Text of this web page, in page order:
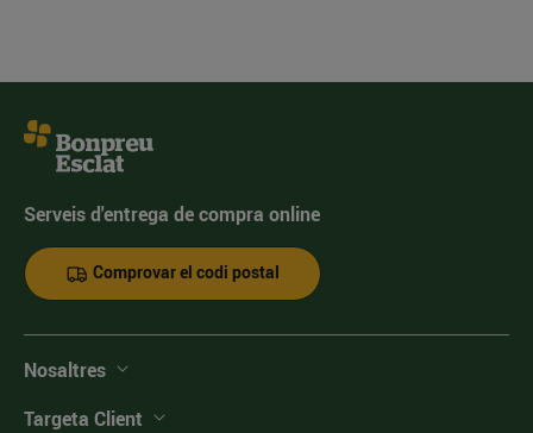
Serveis d'entrega de compra online
Comprovar el codi postal
Nosaltres
Targeta Client